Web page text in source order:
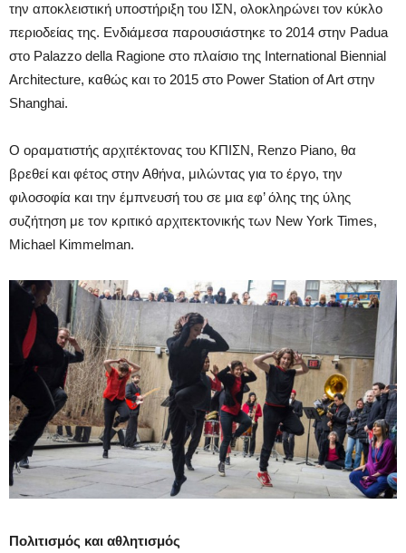
την αποκλειστική υποστήριξη του ΙΣΝ, ολοκληρώνει τον κύκλο
περιοδείας της. Ενδιάμεσα παρουσιάστηκε το 2014 στην Padua
στο Palazzo della Ragione στο πλαίσιο της International Biennial
Architecture, καθώς και το 2015 στο Power Station of Art στην
Shanghai.
Ο οραματιστής αρχιτέκτονας του ΚΠΙΣΝ, Renzo Piano, θα
βρεθεί και φέτος στην Αθήνα, μιλώντας για το έργο, την
φιλοσοφία και την έμπνευσή του σε μια εφ’ όλης της ύλης
συζήτηση με τον κριτικό αρχιτεκτονικής των New York Times,
Michael Kimmelman.
Πολιτισμός και αθλητισμός